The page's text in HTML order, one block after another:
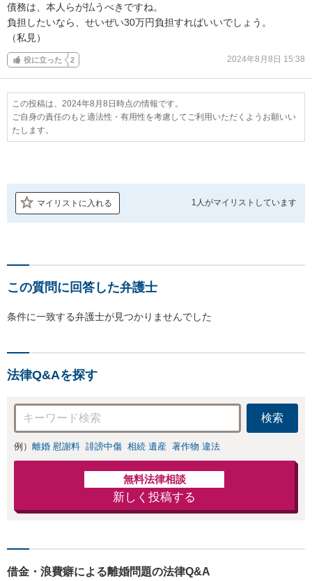
債務は、本人らが払うべきですね。
負担したいなら、せいぜい30万円負担すればいいでしょう。
（私見）
役に立った 2 2024年8月8日 15:38
この投稿は、2024年8月8日時点の情報です。
ご自身の責任のもと適法性・有用性を考慮してご利用いただくようお願いい
たします。
マイリストに入れる 1人がマイリストしています
この質問に回答した弁護士
条件に一致する弁護士が見つかりませんでした
法律Q&Aを探す
検索
例） 離婚 慰謝料 誹謗中傷 相続 遺産 著作物 違法
無料法律相談
新しく投稿する
借金・浪費癖による離婚問題の法律Q&A